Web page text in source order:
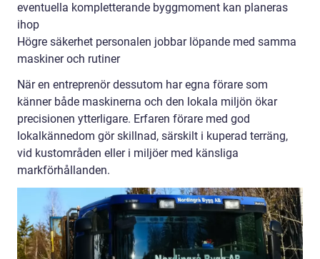
eventuella kompletterande byggmoment kan planeras
ihop
Högre säkerhet personalen jobbar löpande med samma
maskiner och rutiner
När en entreprenör dessutom har egna förare som
känner både maskinerna och den lokala miljön ökar
precisionen ytterligare. Erfaren förare med god
lokalkännedom gör skillnad, särskilt i kuperad terräng,
vid kustområden eller i miljöer med känsliga
markförhållanden.